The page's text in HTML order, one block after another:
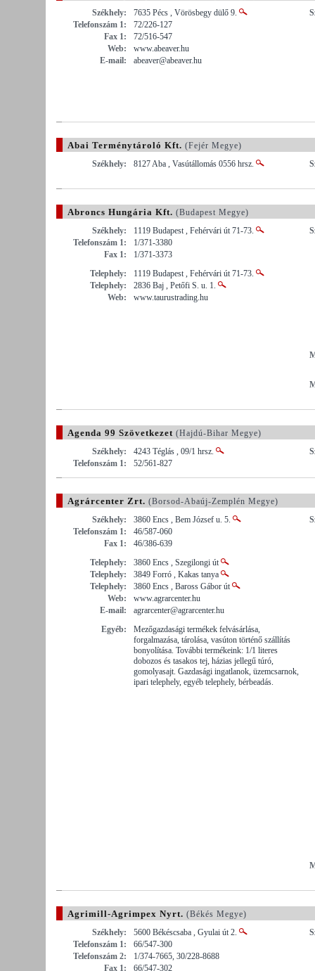
Székhely:
7635 Pécs , Vörösbegy dülő 9.
Telefonszám 1:
72/226-127
Fax 1:
72/516-547
Web:
www.abeaver.hu
E-mail:
abeaver@abeaver.hu
Abai Terménytároló Kft. (Fejér Megye)
Székhely:
8127 Aba , Vasútállomás 0556 hrsz.
Abroncs Hungária Kft. (Budapest Megye)
Székhely:
1119 Budapest , Fehérvári út 71-73.
Telefonszám 1:
1/371-3380
Fax 1:
1/371-3373
Telephely:
1119 Budapest , Fehérvári út 71-73.
Telephely:
2836 Baj , Petőfi S. u. 1.
Web:
www.taurustrading.hu
Agenda 99 Szövetkezet (Hajdú-Bihar Megye)
Székhely:
4243 Téglás , 09/1 hrsz.
Telefonszám 1:
52/561-827
Agrárcenter Zrt. (Borsod-Abaúj-Zemplén Megye)
Székhely:
3860 Encs , Bem József u. 5.
Telefonszám 1:
46/587-060
Fax 1:
46/386-639
Telephely:
3860 Encs , Szegilongi út
Telephely:
3849 Forró , Kakas tanya
Telephely:
3860 Encs , Baross Gábor út
Web:
www.agrarcenter.hu
E-mail:
agrarcenter@agrarcenter.hu
Egyéb:
Mezőgazdasági termékek felvásárlása,
forgalmazása, tárolása, vasúton történő szállítás
bonyolítása. További termékeink: 1/1 literes
dobozos és tasakos tej, házias jellegű túró,
gomolyasajt. Gazdasági ingatlanok, üzemcsarnok,
ipari telephely, egyéb telephely, bérbeadás.
Agrimill-Agrimpex Nyrt. (Békés Megye)
Székhely:
5600 Békéscsaba , Gyulai út 2.
Telefonszám 1:
66/547-300
Telefonszám 2:
1/374-7665, 30/228-8688
Fax 1:
66/547-302